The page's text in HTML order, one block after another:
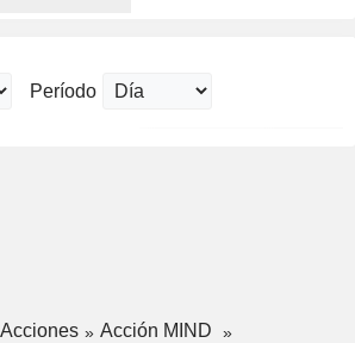
Período
Acciones
Acción MIND